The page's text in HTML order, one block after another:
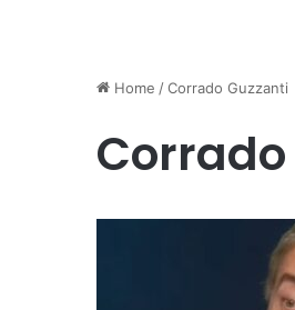
Home /Corrado Guzzanti